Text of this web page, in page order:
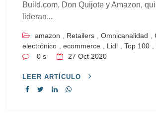
Build.com, Don Quijote y Amazon,
lideran...
amazon Retailers Omnicanalidad
electrónico
ecommerce Lidl Top 100
0 s
27 Oct 2020
LEER ARTÍCULO